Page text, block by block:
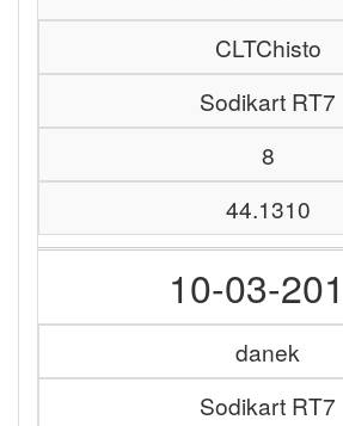
CLTChisto
Sodikart RT7
8
44.1310
10-03-
danek
Sodikart RT7